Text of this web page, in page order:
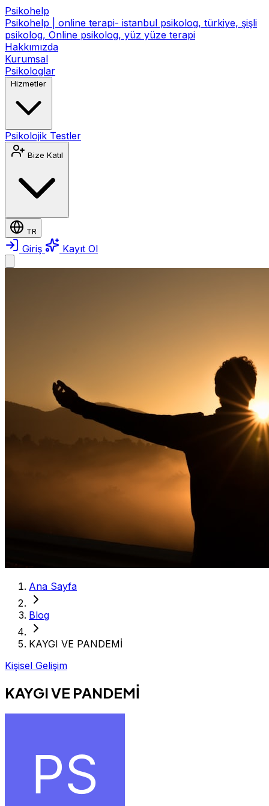
Psikohelp
Psikohelp | online terapi- istanbul psikolog, türkiye, şişli
psikolog, Online psikolog, yüz yüze terapi
Hakkımızda
Kurumsal
Psikologlar
Hizmetler
Psikolojik Testler
Bize Katıl
TR
Giriş Kayıt Ol
Ana Sayfa
Blog
KAYGI VE PANDEMİ
Kişisel Gelişim
KAYGI VE PANDEMİ